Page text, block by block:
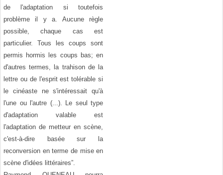
de l'adaptation si toutefois
problème il y a. Aucune règle
possible, chaque cas est
particulier. Tous les coups sont
permis hormis les coups bas; en
d'autres termes, la trahison de la
lettre ou de l'esprit est tolérable si
le cinéaste ne s'intéressait qu'à
l'une ou l'autre (...). Le seul type
d'adaptation valable est
l'adaptation de metteur en scène,
c'est-à-dire basée sur la
reconversion en terme de mise en
scène d'idées littéraires”.